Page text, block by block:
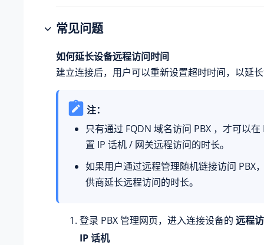
常见问题
如何延长设备远程访问时间
建立连接后，用户可以重新设置超时时间，以延
注：
只有通过 FQDN 域名访问 PBX ，才可以在
置 IP 话机 / 网关远程访问的时长。
如果用户通过远程管理随机链接访问 PBX
供商延长远程访问的时长。
登录 PBX 管理网页，进入连接设备的 远程
IP 话机